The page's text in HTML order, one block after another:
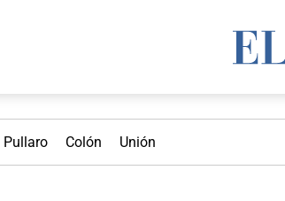
Colón Unión